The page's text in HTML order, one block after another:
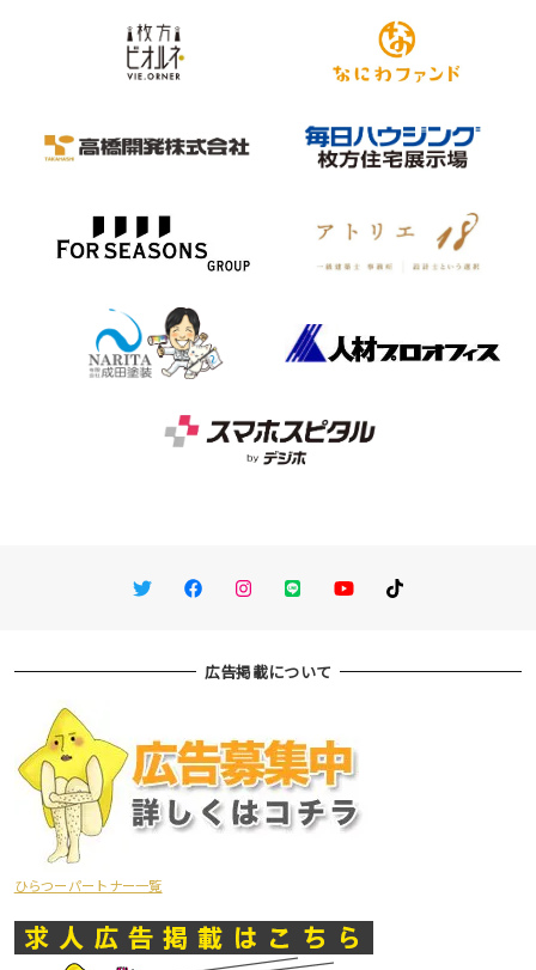
TwitterFacebookInstagram
LINE You TubeTikTok
広告掲載について
ひらつーパートナー一覧